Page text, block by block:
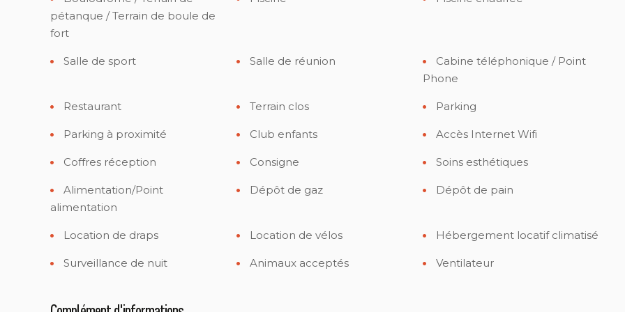
pétanque / Terrain de boule de
fort
Salle de sport Salle de réunion
Cabine téléphonique / Point
Phone
Restaurant Terrain clos Parking
Parking à proximité Club enfants Accès Internet Wifi
Coffres réception Consigne Soins esthétiques
Alimentation/Point
alimentation
Dépôt de gaz Dépôt de pain
Location de draps Location de vélos Hébergement locatif climatisé
Surveillance de nuit Animaux acceptés Ventilateur